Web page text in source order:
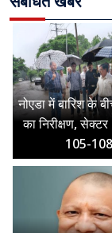
नोएडा में बारिश के
का निरीक्षण,
105-